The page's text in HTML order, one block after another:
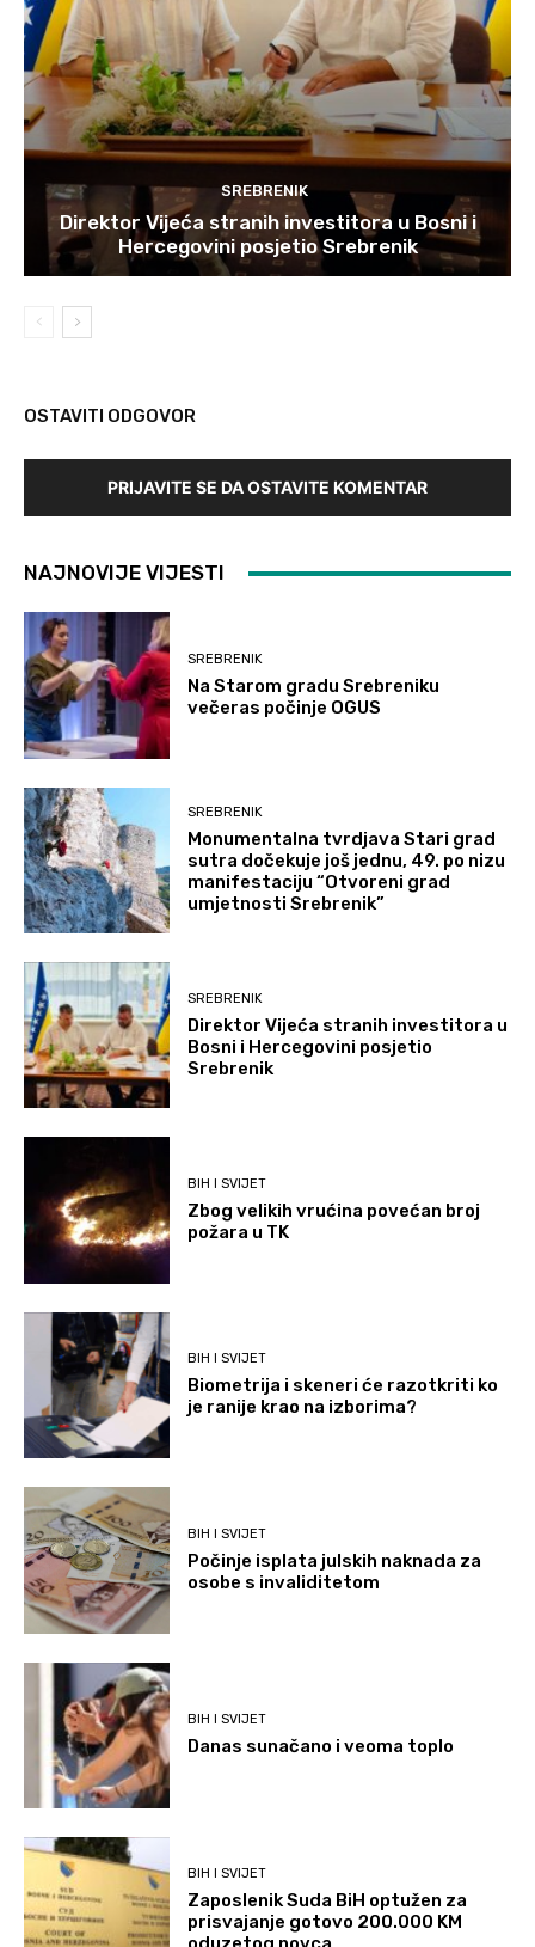
SREBRENIK
Direktor Vijeća stranih investitora u Bosni i
Hercegovini posjetio Srebrenik
OSTAVITI ODGOVOR
PRIJAVITE SE DA OSTAVITE KOMENTAR
NAJNOVIJE VIJESTI
SREBRENIK
Na Starom gradu Srebreniku
večeras počinje OGUS
SREBRENIK
Monumentalna tvrdjava Stari grad
sutra dočekuje još jednu, 49. po nizu
manifestaciju “Otvoreni grad
umjetnosti Srebrenik”
SREBRENIK
Direktor Vijeća stranih investitora u
Bosni i Hercegovini posjetio
Srebrenik
BIH I SVIJET
Zbog velikih vrućina povećan broj
požara u TK
BIH I SVIJET
Biometrija i skeneri će razotkriti ko
je ranije krao na izborima?
BIH I SVIJET
Počinje isplata julskih naknada za
osobe s invaliditetom
BIH I SVIJET
Danas sunačano i veoma toplo
BIH I SVIJET
Zaposlenik Suda BiH optužen za
prisvajanje gotovo 200.000 KM